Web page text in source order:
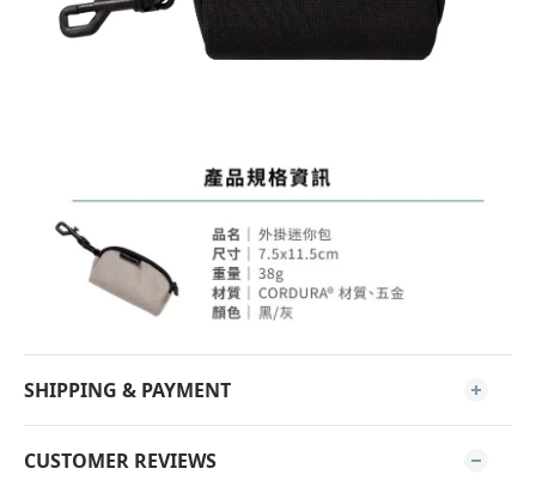
SHIPPING & PAYMENT
CUSTOMER REVIEWS